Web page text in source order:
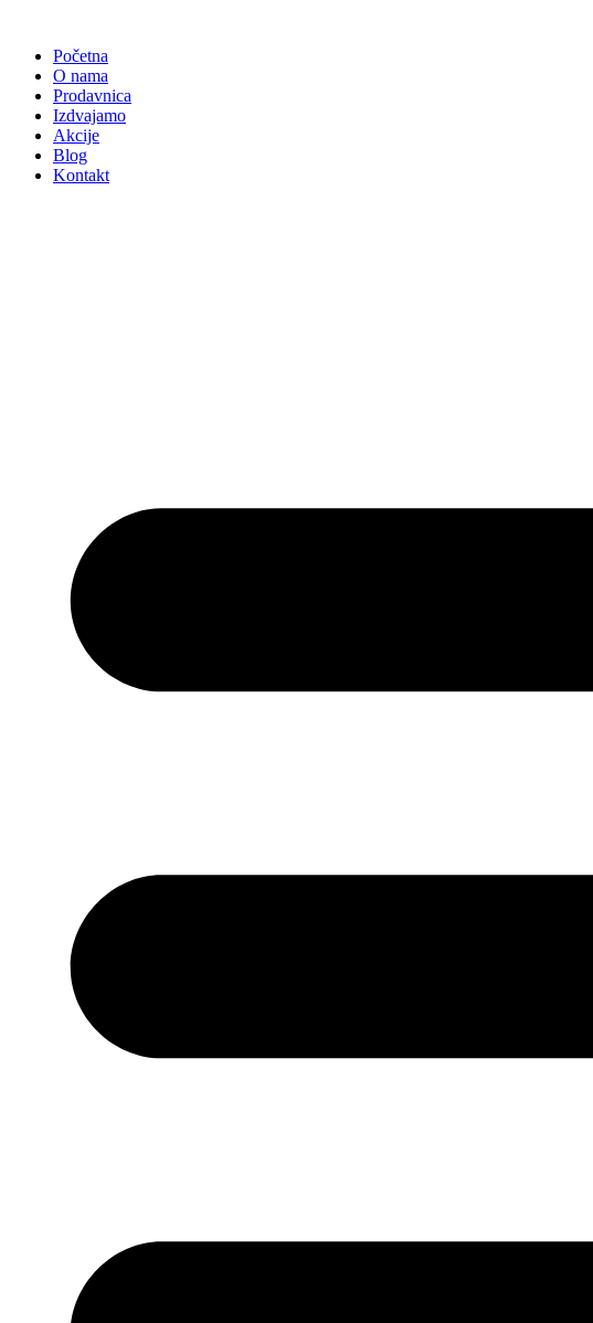
sadržajPočetna
O nama
Prodavnica
Izdvajamo
Akcije
Blog
Kontakt